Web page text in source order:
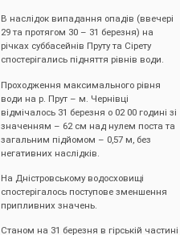
В наслідок випадання опадів (ввечері
29 та протягом 30 – 31 березня) на
річках суббасейнів Пруту та Сірету
спостерігались підняття рівнів води.
Проходження максимального рівня
води на р. Прут – м. Чернівці
відмічалось 31 березня о 02 00 годині зі
значенням – 62 см над нулем поста та
загальним підйомом – 0,57 м, без
негативних наслідків.
На Дністровському водосховищі
спостерігалось поступове зменшення
припливних значень.
Станом на 31 березня в гірській частині